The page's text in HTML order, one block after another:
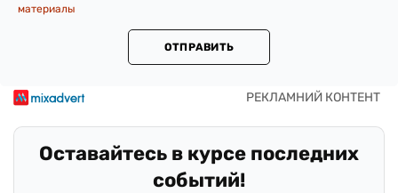
материалы
ОТПРАВИТЬ
Оставайтесь в курсе последних
событий!